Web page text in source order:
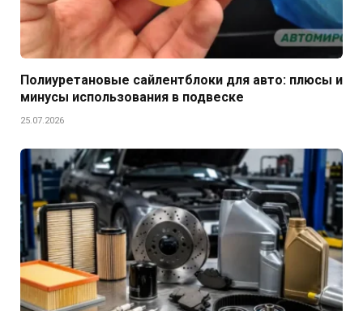
Полиуретановые сайлентблоки для авто: плюсы и
минусы использования в подвеске
25.07.2026